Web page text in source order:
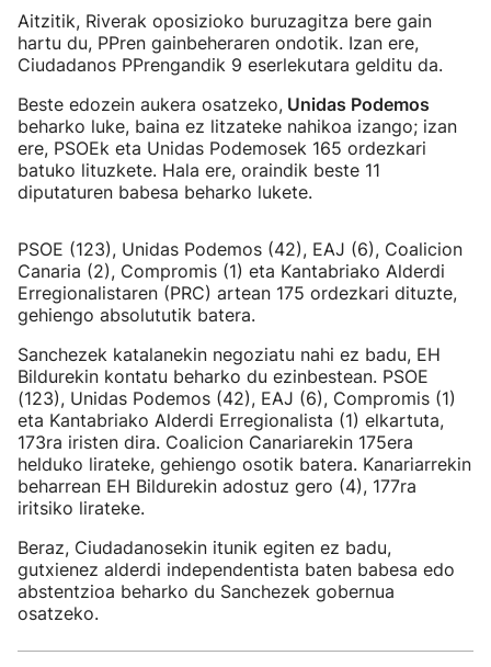
Aitzitik, Riverak oposizioko buruzagitza bere gain
hartu du, PPren gainbeheraren ondotik. Izan ere,
Ciudadanos PPrengandik 9 eserlekutara gelditu da.
Beste edozein aukera osatzeko, Unidas Podemos
beharko luke, baina ez litzateke nahikoa izango; izan
ere, PSOEk eta Unidas Podemosek 165 ordezkari
batuko lituzkete. Hala ere, oraindik beste 11
diputaturen babesa beharko lukete.
PSOE (123), Unidas Podemos (42), EAJ (6), Coalicion
Canaria (2), Compromis (1) eta Kantabriako Alderdi
Erregionalistaren (PRC) artean 175 ordezkari dituzte,
gehiengo absolututik batera.
Sanchezek katalanekin negoziatu nahi ez badu, EH
Bildurekin kontatu beharko du ezinbestean. PSOE
(123), Unidas Podemos (42), EAJ (6), Compromis (1)
eta Kantabriako Alderdi Erregionalista (1) elkartuta,
173ra iristen dira. Coalicion Canariarekin 175era
helduko lirateke, gehiengo osotik batera. Kanariarrekin
beharrean EH Bildurekin adostuz gero (4), 177ra
iritsiko lirateke.
Beraz, Ciudadanosekin itunik egiten ez badu,
gutxienez alderdi independentista baten babesa edo
abstentzioa beharko du Sanchezek gobernua
osatzeko.